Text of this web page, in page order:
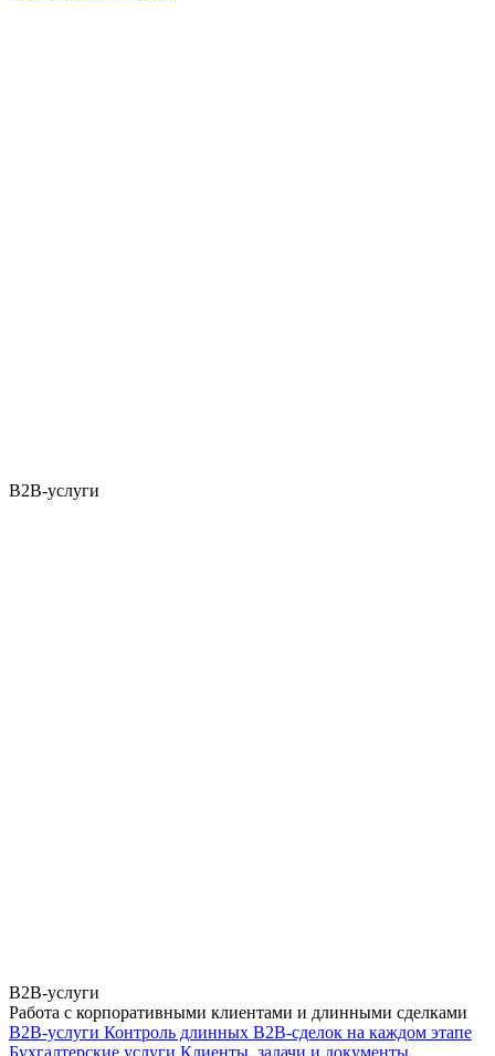
B2B-услуги
B2B-услуги
Работа с корпоративными клиентами и длинными сделками
B2B-услуги Контроль длинных B2B-сделок на каждом этапе